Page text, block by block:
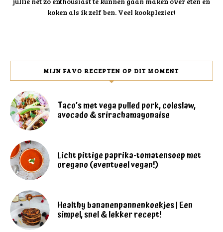
koken als ik zelf ben. Veel kookplezier!
MIJN FAVO RECEPTEN OP DIT MOMENT
Taco’s met vega pulled pork, coleslaw,
avocado & srirachamayonaise
Licht pittige paprika-tomatensoep met
oregano (eventueel vegan!)
Healthy bananenpannenkoekjes | Een
simpel, snel & lekker recept!